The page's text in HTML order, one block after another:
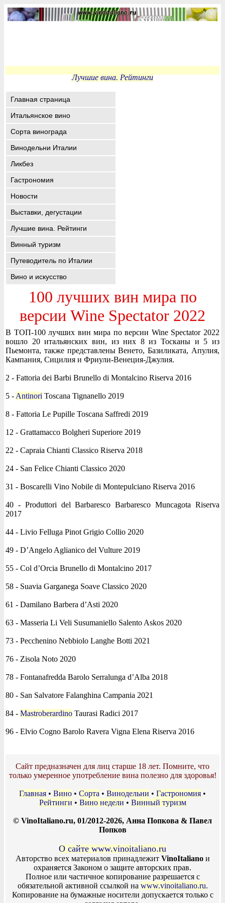
Лучшие вина. Рейтинги
Главная страница
Итальянское вино
Сорта винограда
Винодельни Италии
Ликбез
Гастрономия
Новости
Выставки, дегустации
Лучшие вина. Рейтинги
Винный туризм
Путеводитель по Италии
Вино и искусство
100 лучших вин мира по
версии Wine Spectator 2022
В ТОП-100 лучших вин мира по версии Wine Spectator 2022
вошло 20 итальянских вин, из них 8 из Тосканы и 5 из
Пьемонта, также представлены Венето, Базиликата, Апулия,
Кампания, Сицилия и Фриули-Венеция-Джулия.
2 - Fattoria dei Barbi Brunello di Montalcino Riserva 2016
5 - Antinori Toscana Tignanello 2019
8 - Fattoria Le Pupille Toscana Saffredi 2019
12 - Grattamacco Bolgheri Superiore 2019
22 - Capraia Chianti Classico Riserva 2018
24 - San Felice Chianti Classico 2020
31 - Boscarelli Vino Nobile di Montepulciano Riserva 2016
40 - Produttori del Barbaresco Barbaresco Muncagota Riserva
2017
44 - Livio Felluga Pinot Grigio Collio 2020
49 - D’Angelo Aglianico del Vulture 2019
55 - Col d’Orcia Brunello di Montalcino 2017
58 - Suavia Garganega Soave Classico 2020
61 - Damilano Barbera d’Asti 2020
63 - Masseria Li Veli Susumaniello Salento Askos 2020
73 - Pecchenino Nebbiolo Langhe Botti 2021
76 - Zisola Noto 2020
78 - Fontanafredda Barolo Serralunga d’Alba 2018
80 - San Salvatore Falanghina Campania 2021
84 - Mastroberardino Taurasi Radici 2017
96 - Elvio Cogno Barolo Ravera Vigna Elena Riserva 2016
Сайт предназначен для лиц старше 18 лет. Помните, что
только умеренное употребление вина полезно для здоровья!
Главная • Вино • Сорта • Винодельни • Гастрономия •
Рейтинги • Вино недели • Винный туризм
© VinoItaliano.ru, 01/2012-2026, Анна Попкова & Павел
Попков
О сайте www.vinoitaliano.ru
Авторство всех материалов принадлежит VinoItalianoи
охраняется Законом о защите авторских прав.
Полное или частичное копирование разрешается с
обязательной активной ссылкой на www.vinoitaliano.ru.
Копирование на бумажные носители допускается только с